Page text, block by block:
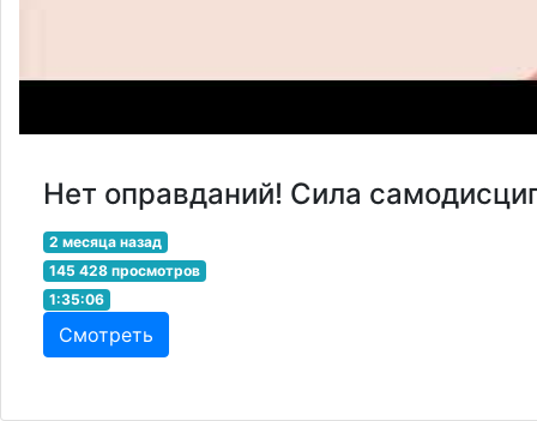
Нет оправданий! Сила
2 месяца назад
145 428 просмотров
1:35:06
Смотреть